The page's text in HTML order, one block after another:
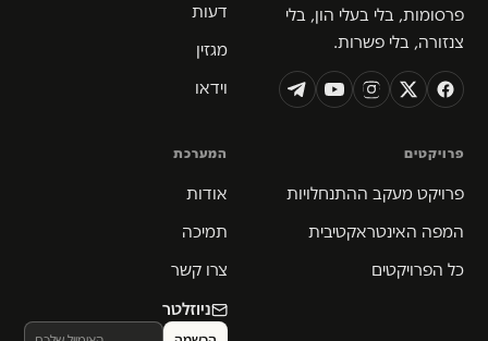
פרסומות, בלי בעלי הון, בלי
צנזורה, בלי פשרות.
דעות
מגזין
וידאו
פרויקטים
פרויקט מעקב ההתנחלויות
המפה האינטראקטיבית
כל הפרויקטים
המערכת
אודות
תמיכה
צרו קשר
ניוזלטר